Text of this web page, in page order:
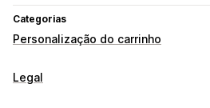
Categorias
Personalização do carrinho
Apresentação do carrinho
Legal